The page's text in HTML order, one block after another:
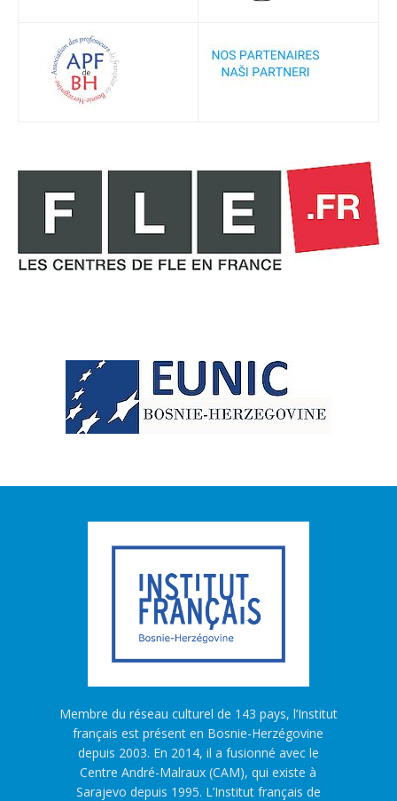
Membre du réseau culturel de 143 pays, l’Institut
français est présent en Bosnie-Herzégovine
depuis 2003. En 2014, il a fusionné avec le
Centre André-Malraux (CAM), qui existe à
Sarajevo depuis 1995. L’Institut français de